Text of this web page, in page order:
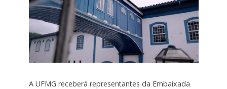
A UFMG receberá representantes da Embaixada